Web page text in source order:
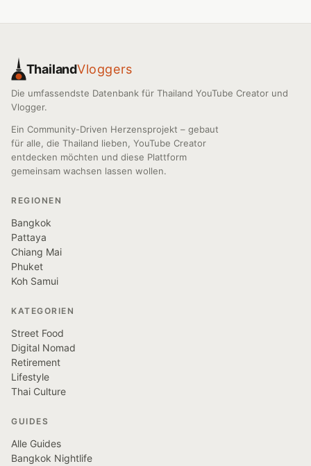
ThailandVloggers
Die umfassendste Datenbank für Thailand YouTube Creator und
Vlogger.
Ein Community-Driven Herzensprojekt – gebaut
für alle, die Thailand lieben, YouTube Creator
entdecken möchten und diese Plattform
gemeinsam wachsen lassen wollen.
REGIONEN
Bangkok
Pattaya
Chiang Mai
Phuket
Koh Samui
KATEGORIEN
Street Food
Digital Nomad
Retirement
Lifestyle
Thai Culture
GUIDES
Alle Guides
Bangkok Nightlife